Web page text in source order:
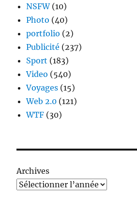
NSFW(10)
Photo (40)
portfolio (2)
Publicité (237)
Sport (183)
Video (540)
Voyages (15)
Web 2.0 (121)
WTF (30)
Archives